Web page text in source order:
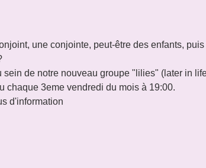
une conjointe, peut-être des enfants,
de notre nouveau groupe "lilies" (later in
chaque 3eme vendredi du mois à 19:00.
d'information